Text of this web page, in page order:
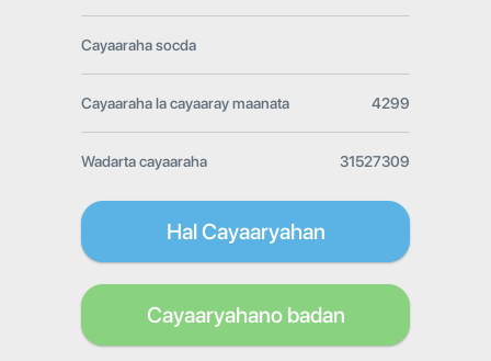
Cayaaraha socda
Cayaaraha la cayaaray maanata 4299
Wadarta cayaaraha 31527309
Hal Cayaaryahan
Cayaaryahano badan